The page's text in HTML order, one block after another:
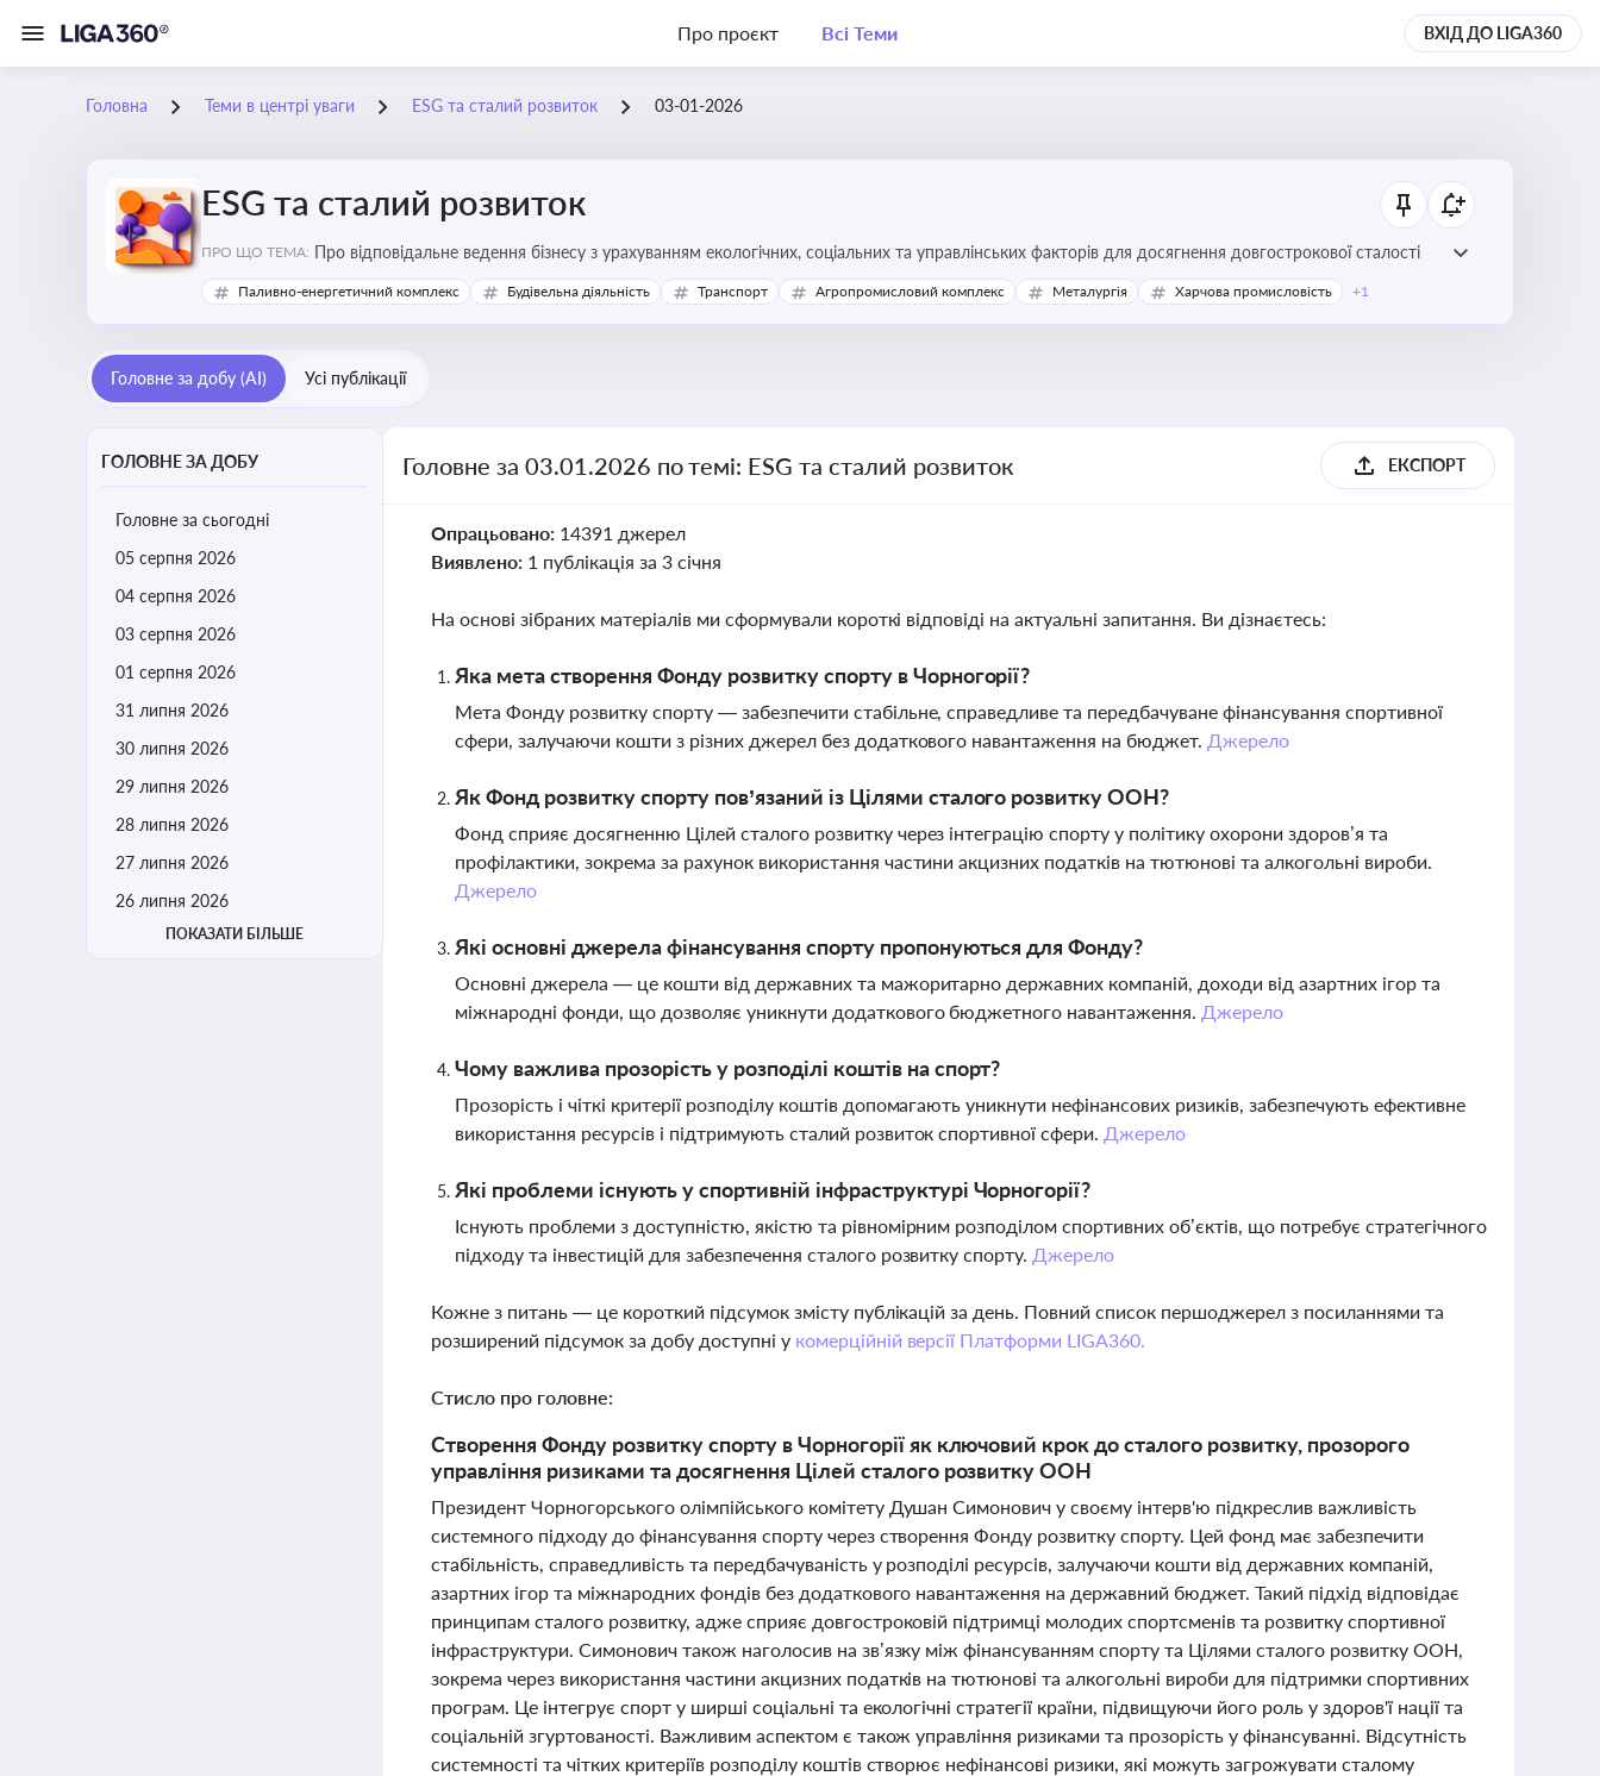
Про проєкт Всі Теми ВХІД ДО LIGA360
Головна Теми в центрі уваги ESG та сталий розвиток 03-01-2026
ESG та сталий розвиток
ПРО ЩО ТЕМА: Про відповідальне ведення бізнесу з урахуванням екологічних, соціальних та управлінських факторів для досягнення довгострокової сталості
Паливно-енергетичний комплекс Будівельна діяльність Транспорт Агропромисловий комплекс Металургія Харчова промисловість +1
Головне за добу (AI) Усі публікації
ГОЛОВНЕ ЗА ДОБУ
Головне за сьогодні
05 серпня 2026
04 серпня 2026
03 серпня 2026
01 серпня 2026
31 липня 2026
30 липня 2026
29 липня 2026
28 липня 2026
27 липня 2026
26 липня 2026
ПОКАЗАТИ БІЛЬШЕ
Головне за 03.01.2026 по темі: ESG та сталий розвиток ЕКСПОРТ
Опрацьовано: 14391 джерел
Виявлено: 1 публікація за 3 січня
На основі зібраних матеріалів ми сформували короткі відповіді на актуальні запитання. Ви дізнаєтесь:
Яка мета створення Фонду розвитку спорту в Чорногорії?
Мета Фонду розвитку спорту — забезпечити стабільне, справедливе та передбачуване фінансування спортивної
сфери, залучаючи кошти з різних джерел без додаткового навантаження на бюджет. Джерело
Як Фонд розвитку спорту пов’язаний із Цілями сталого розвитку ООН?
Фонд сприяє досягненню Цілей сталого розвитку через інтеграцію спорту у політику охорони здоров’я та
профілактики, зокрема за рахунок використання частини акцизних податків на тютюнові та алкогольні вироби.
Джерело
Які основні джерела фінансування спорту пропонуються для Фонду?
Основні джерела — це кошти від державних та мажоритарно державних компаній, доходи від азартних ігор та
міжнародні фонди, що дозволяє уникнути додаткового бюджетного навантаження. Джерело
Чому важлива прозорість у розподілі коштів на спорт?
Прозорість і чіткі критерії розподілу коштів допомагають уникнути нефінансових ризиків, забезпечують ефективне
використання ресурсів і підтримують сталий розвиток спортивної сфери. Джерело
Які проблеми існують у спортивній інфраструктурі Чорногорії?
Існують проблеми з доступністю, якістю та рівномірним розподілом спортивних об’єктів, що потребує стратегічного
підходу та інвестицій для забезпечення сталого розвитку спорту. Джерело
Кожне з питань — це короткий підсумок змісту публікацій за день. Повний список першоджерел з посиланнями та
розширений підсумок за добу доступні у комерційній версії Платформи LIGA360.
Стисло про головне:
Створення Фонду розвитку спорту в Чорногорії як ключовий крок до сталого розвитку, прозорого
управління ризиками та досягнення Цілей сталого розвитку ООН
Президент Чорногорського олімпійського комітету Душан Симонович у своєму інтерв'ю підкреслив важливість
системного підходу до фінансування спорту через створення Фонду розвитку спорту. Цей фонд має забезпечити
стабільність, справедливість та передбачуваність у розподілі ресурсів, залучаючи кошти від державних компаній,
азартних ігор та міжнародних фондів без додаткового навантаження на державний бюджет. Такий підхід відповідає
принципам сталого розвитку, адже сприяє довгостроковій підтримці молодих спортсменів та розвитку спортивної
інфраструктури. Симонович також наголосив на зв’язку між фінансуванням спорту та Цілями сталого розвитку ООН,
зокрема через використання частини акцизних податків на тютюнові та алкогольні вироби для підтримки спортивних
програм. Це інтегрує спорт у ширші соціальні та екологічні стратегії країни, підвищуючи його роль у здоров'ї нації та
соціальній згуртованості. Важливим аспектом є також управління ризиками та прозорість у фінансуванні. Відсутність
системності та чітких критеріїв розподілу коштів створює нефінансові ризики, які можуть загрожувати сталому